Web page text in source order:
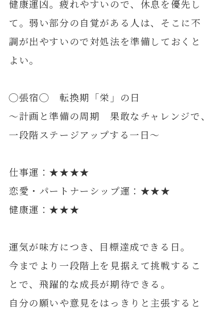
健康運凶。疲れやすいので、休息を優先し
て。弱い部分の自覚がある人は、そこに不
調が出やすいので対処法を準備しておくと
よい。
◯張宿◯ 転換期「栄」の日
～計画と準備の周期 果敢なチャレンジで、
一段階ステージアップする一日～
仕事運：★★★★
恋愛・パートナーシップ運：★★★
健康運：★★★
運気が味方につき、目標達成できる日。
今までより一段階上を見据えて挑戦するこ
とで、飛躍的な成長が期待できる。
自分の願いや意見をはっきりと主張すると